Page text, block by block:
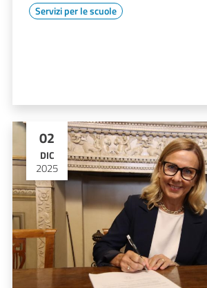
Servizi per le scuole
02
DIC
2025